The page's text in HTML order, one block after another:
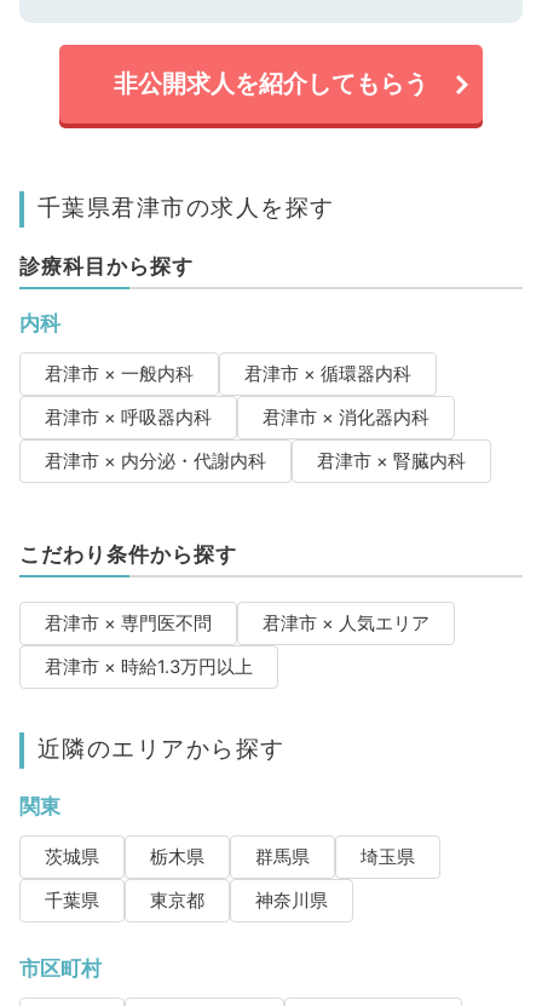
非公開求人を紹介してもらう
千葉県君津市の求人を探す
診療科目から探す
内科
君津市 × 一般内科
君津市 × 循環器内科
君津市 × 呼吸器内科
君津市 × 消化器内科
君津市 × 内分泌・代謝内科
君津市 × 腎臓内科
こだわり条件から探す
君津市 × 専門医不問
君津市 × 人気エリア
君津市 × 時給1.3万円以上
近隣のエリアから探す
関東
茨城県 栃木県 群馬県
埼玉県
千葉県
東京都 神奈川県
市区町村